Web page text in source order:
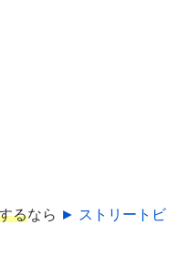
るなら ► ストリートビ